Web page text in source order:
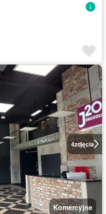
4zdjęcia
Komercyjne